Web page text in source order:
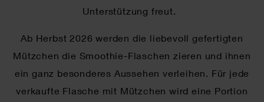
Unterstützung freut.
Ab Herbst 2026 werden die liebevoll gefertigten
Mützchen die Smoothie-Flaschen zieren und ihnen
ein ganz besonderes Aussehen verleihen. Für jede
verkaufte Flasche mit Mützchen wird eine Portion